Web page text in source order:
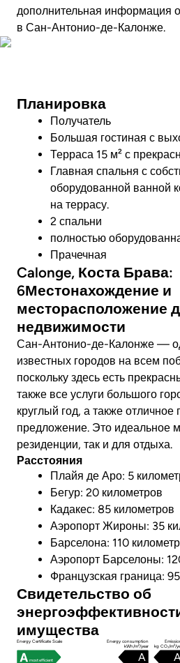
дополнительная информация
в Сан-Антонио-де-Калонже.
Планировка
Получатель
Большая гостиная с
Терраса 15 м² с
Главная спальня с
оборудованной ванной
на террасу.
2 спальни
полностью
Прачечная
Calonge, Коста Брава:
6Местонахождение и
месторасположение
недвижимости
Сан-Антонио-де-Калонже —
известных городов на всем
поскольку здесь есть
также все услуги большого
круглый год, а также отличное
предложение. Это идеальное
резиденции, так и для отдыха.
Расстояния
Плайя де Аро: 5
Бегур: 20 километров
Кадакес: 85 километров
Аэропорт Жироны: 35
Барселона: 110
Аэропорт Барселоны:
Французская граница:
Свидетельство об
имущества
Energy Certificate Scale
Energy consumption
kWh/m²/year
kg CO₂/m²/
most efficient A